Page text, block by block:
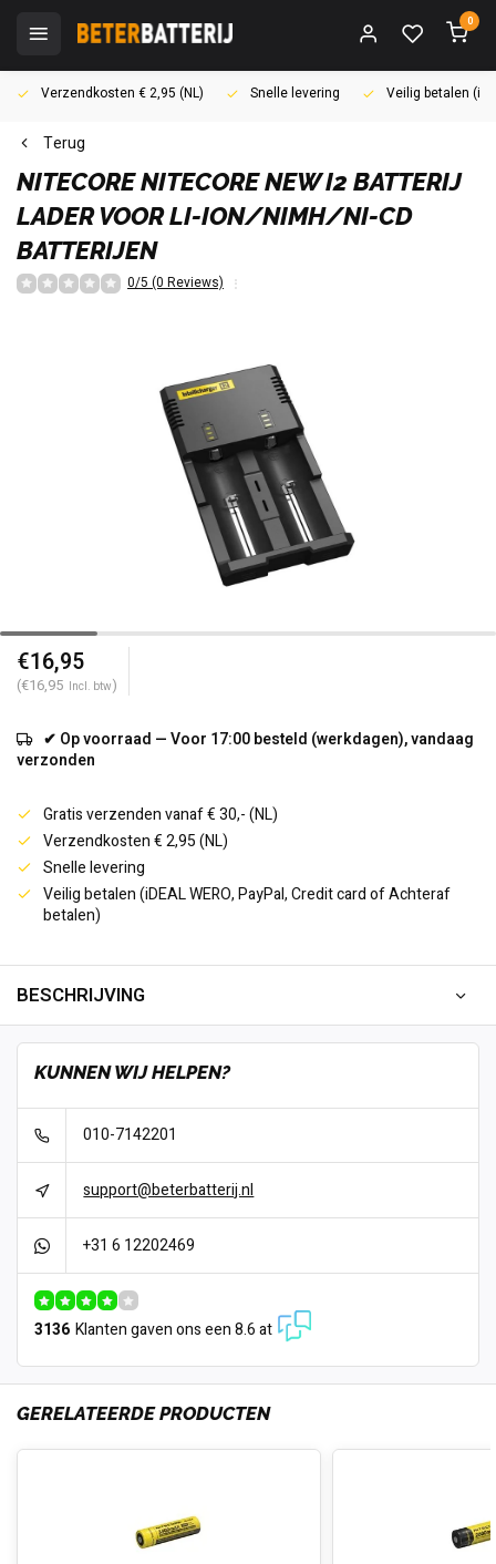
0
Verzendkosten € 2,95 (NL) Snelle levering Veilig betalen
Terug
NITECORENITECORE NEW I2 BATTERIJ
LADER VOOR LI-ION/NIMH/NI-CD
BATTERIJEN
0/5 (0 Reviews)
€16,95
(€16,95 Incl. btw)
✔ Op voorraad — Voor 17:00 besteld (werkdagen), vandaag
verzonden
Gratis verzenden vanaf € 30,- (NL)
Verzendkosten € 2,95 (NL)
Snelle levering
Veilig betalen (iDEAL WERO, PayPal, Credit card of Achteraf
betalen)
BESCHRIJVING
KUNNEN WIJ HELPEN?
010-7142201
support@beterbatterij.nl
+31 6 12202469
3136 Klanten gaven ons een 8.6 at
GERELATEERDE PRODUCTEN